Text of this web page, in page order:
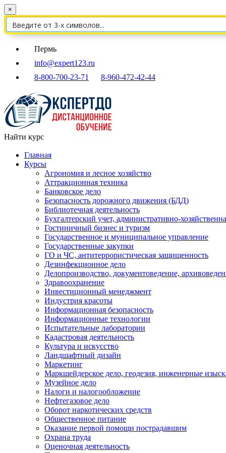
×
Пермь
info@expert123.ru
8-800-700-23-71
8-960-472-42-44
Найти курс
Главная
Курсы
Агрономия и лесное хозяйство
Аттракционная техника
Банковское дело
Безопасность дорожного движения (БДД)
Библиотечная деятельность
Бухгалтерский учет, административно-
Гостиничный бизнес и туризм
Государственное и муниципальное управление
Государственные закупки
ГО и ЧС, антитеррористическая защищенность
Дезинфекционное дело
Делопроизводство, документоведение,
Здравоохранение
Инвестиционный менеджмент
Индустрия красоты
Информационная безопасность
Информационные технологии
Испытательные лаборатории
Кадастровая деятельность
Культура и искусство
Ландшафтный дизайн
Маркетинг
Маркшейдерское дело, геодезия, инженерные
Музейное дело
Налоги и налогообложение
Нефтегазовое дело
Оборот наркотических средств
Общественное питание
Оказание первой помощи пострадавшим
Охрана труда
Оценочная деятельность